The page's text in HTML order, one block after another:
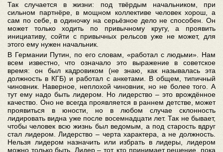
Так случается в жизни: под твёрдым начальником, при
сильном партнёре, в мощном коллективе человек хорош, а
сам по себе, в одиночку на серьёзное дело не способен. Он
может только ходить по привычному кругу, а проявить
инициативу, сойти с привычных рельсов уже не может, для
этого ему нужен начальник.
В Германии Путин, по его словам, «работал с людьми». Нам
всем известно, что означало это выражение в советское
время: он был кадровиком (не знаю, как называлась эта
должность в КГБ) и работал с анкетами. В общем, типичный
чиновник. Наверное, неплохой чиновник, но не более того. А
тут ему надо быть лидером. Но лидерство – это врождённое
качество. Оно не всегда проявляется в раннем детстве, может
проявиться в юности, но в любом случае склонность
лидировать видна уже после восемнадцати лет. Так не бывает,
чтобы человек всю жизнь был ведомым, а под старость вдруг
стал лидером. Лидерство – черта характера, а не должность.
Нельзя лидером назначить или избрать в лидеры, лидером
можно только быть. Лидер – тот, кто принимает решение, пока